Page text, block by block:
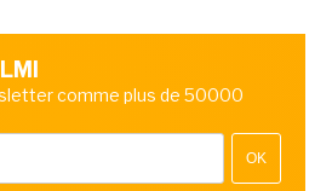
comme plus de 50000
OK